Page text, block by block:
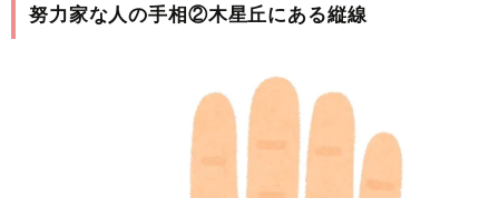
努力家な人の手相②木星丘にある縦線